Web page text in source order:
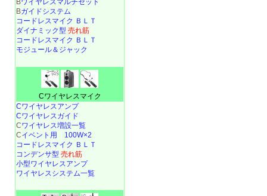
Bワイヤレスマルチセット
Bガイドシステム
コードレスマイク ＢＬＴ
ダイナミック型 売れ筋
コードレスマイク ＢＬＴ
モジュール＆ジャック
Cワイヤレスマイク
Cワイヤレスアンプ
Cワイヤレスガイド
Cワイヤレス増設一覧
Cイベント用 100W×2
コードレスマイク ＢＬＴ
コンデンサ型 売れ筋
小型ワイヤレスアンプ
ワイヤレスシステム一覧